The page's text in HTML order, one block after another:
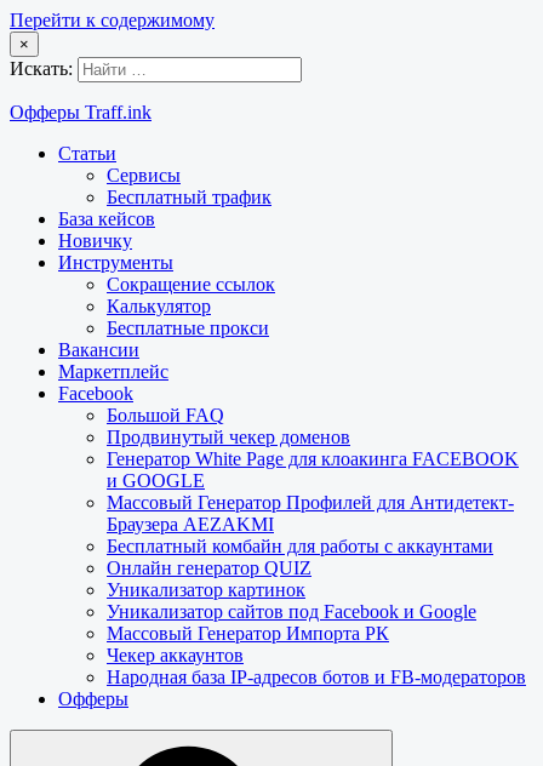
Перейти к содержимому
×
Искать:
Офферы Traff.ink
Статьи
Сервисы
Бесплатный трафик
База кейсов
Новичку
Инструменты
Сокращение ссылок
Калькулятор
Бесплатные прокси
Вакансии
Маркетплейс
Facebook
Большой FAQ
Продвинутый чекер доменов
Генератор White Page для клоакинга FACEBOOK
и GOOGLE
Массовый Генератор Профилей для Антидетект-
Браузера AEZAKMI
Бесплатный комбайн для работы с аккаунтами
Онлайн генератор QUIZ
Уникализатор картинок
Уникализатор сайтов под Facebook и Google
Массовый Генератор Импорта РК
Чекер аккаунтов
Народная база IP-адресов ботов и FB-модераторов
Офферы